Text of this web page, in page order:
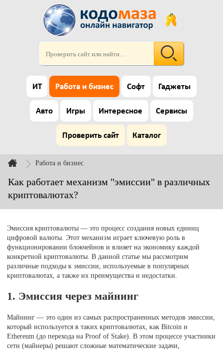
ИТ Работа и бизнес Софт Гаджеты
Авто Игры Интересное Сервисы
Проверить сайт Каталог
Работа и бизнес
Как работает механизм "эмиссии" в различных
криптовалютах?
Эмиссия криптовалюты — это процесс создания новых единиц
цифровой валюты. Этот механизм играет ключевую роль в
функционировании блокчейнов и влияет на экономику каждой
конкретной криптовалюты. В данной статье мы рассмотрим
различные подходы к эмиссии, используемые в популярных
криптовалютах, а также их преимущества и недостатки.
1. Эмиссия через майнинг
Майнинг — это один из самых распространенных методов эмиссии,
который используется в таких криптовалютах, как Bitcoin и
Ethereum (до перехода на Proof of Stake). В этом процессе участники
сети (майнеры) решают сложные математические задачи,